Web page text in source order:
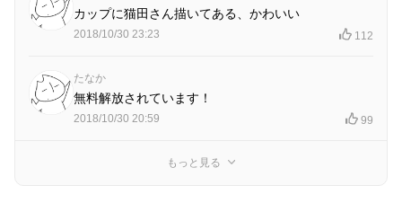
カップに猫田さん描いてある、かわいい
2018/10/30 23:23 112
たなか
無料解放されています！
2018/10/30 20:59 99
もっと見る